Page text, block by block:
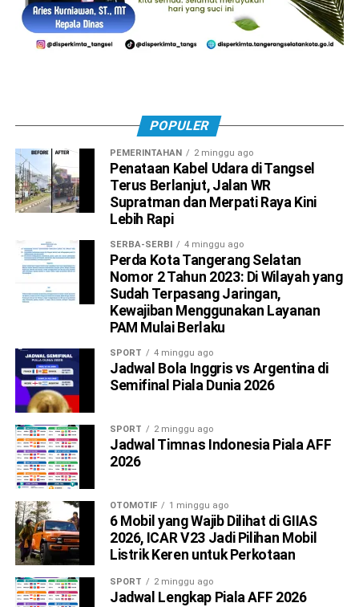
POPULER
PEMERINTAHAN 2 minggu ago
Penataan Kabel Udara di Tangsel
Terus Berlanjut, Jalan WR
Supratman dan Merpati Raya Kini
Lebih Rapi
SERBA-SERBI 4 minggu ago
Perda Kota Tangerang Selatan
Nomor 2 Tahun 2023: Di Wilayah yang
Sudah Terpasang Jaringan,
Kewajiban Menggunakan Layanan
PAM Mulai Berlaku
SPORT 4 minggu ago
Jadwal Bola Inggris vs Argentina di
Semifinal Piala Dunia 2026
SPORT 2 minggu ago
Jadwal Timnas Indonesia Piala AFF
2026
OTOMOTIF 1 minggu ago
6 Mobil yang Wajib Dilihat di GIIAS
2026, ICAR V23 Jadi Pilihan Mobil
Listrik Keren untuk Perkotaan
SPORT 2 minggu ago
Jadwal Lengkap Piala AFF 2026